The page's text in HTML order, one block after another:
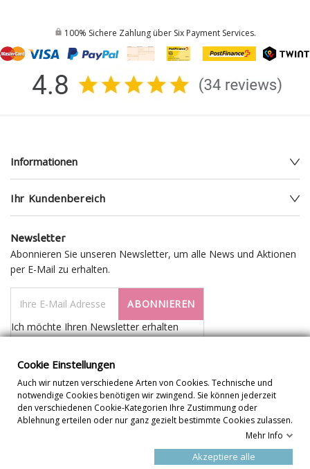
100% Sichere Zahlung über Six Payment Services.
Informationen
Ihr Kundenbereich
Newsletter
Abonnieren Sie unseren Newsletter, um alle News und Aktionen
per E-Mail zu erhalten.
ABONNIEREN
Ich möchte Ihren Newsletter erhalten
Cookie Einstellungen
Auch wir nutzen verschiedene Arten von Cookies. Technische und
notwendige Cookies benötigen wir zwingend. Sie können jederzeit
den verschiedenen Cookie-Kategorien Ihre Zustimmung oder
Ablehnung erteilen oder nur ganz gezielt bestimmte Cookies zulassen.
Mehr Info
Akzeptiere alle